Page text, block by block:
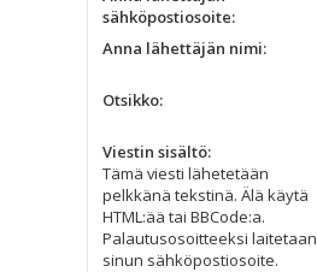
sähköpostiosoite:
Anna lähettäjän nimi:
Otsikko:
Viestin sisältö:
Tämä viesti lähetetään
pelkkänä tekstinä. Älä käytä
HTML:ää tai BBCode:a.
Palautusosoitteeksi laitetaan
sinun sähköpostiosoite.